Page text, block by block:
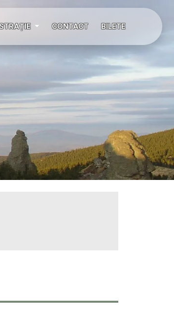
CONTACT BILETE